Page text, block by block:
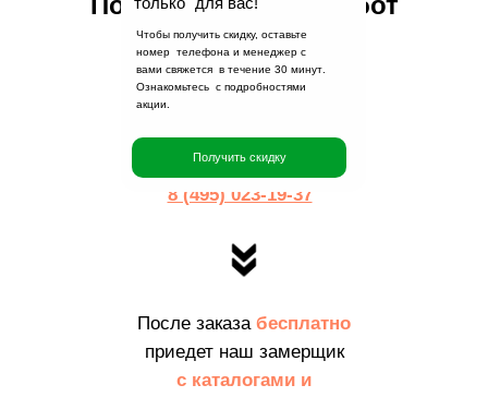
Получить скидку
Чтобы получить скидку, оставьте
номер телефона и менеджер с
вами свяжется в течение 30 минут
Ознакомьтесь с подробностями
акции.
Заполните заявкуна
или
позвоните по телефону:
8 (495) 023-19-37
После заказа бесплатно
приедет наш замерщик
с каталогами и